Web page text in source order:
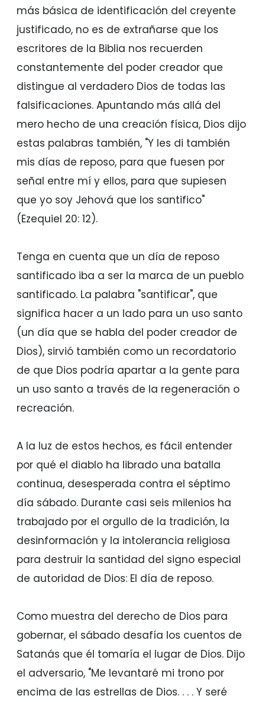
más básica de identificación del creyente
justificado, no es de extrañarse que los
escritores de la Biblia nos recuerden
constantemente del poder creador que
distingue al verdadero Dios de todas las
falsificaciones. Apuntando más allá del
mero hecho de una creación física, Dios dijo
estas palabras también, "Y les di también
mis días de reposo, para que fuesen por
señal entre mí y ellos, para que supiesen
que yo soy Jehová que los santifico"
(Ezequiel 20: 12).
Tenga en cuenta que un día de reposo
santificado iba a ser la marca de un pueblo
santificado. La palabra "santificar", que
significa hacer a un lado para un uso santo
(un día que se habla del poder creador de
Dios), sirvió también como un recordatorio
de que Dios podría apartar a la gente para
un uso santo a través de la regeneración o
recreación.
A la luz de estos hechos, es fácil entender
por qué el diablo ha librado una batalla
continua, desesperada contra el séptimo
día sábado. Durante casi seis milenios ha
trabajado por el orgullo de la tradición, la
desinformación y la intolerancia religiosa
para destruir la santidad del signo especial
de autoridad de Dios: El día de reposo.
Como muestra del derecho de Dios para
gobernar, el sábado desafía los cuentos de
Satanás que él tomaría el lugar de Dios. Dijo
el adversario, "Me levantaré mi trono por
encima de las estrellas de Dios. . . . Y seré